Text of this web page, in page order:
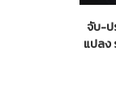
จับ-ป
แปลง